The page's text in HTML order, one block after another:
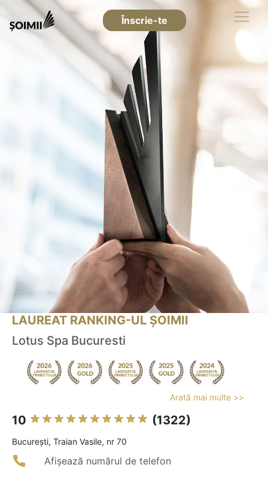
Înscrie-te
LAUREAT RANKING-UL ȘOIMII
Lotus Spa Bucuresti
Arată mai multe >>
10 (1322)
Bucureşti, Traian Vasile, nr 70
Afișează numărul de telefon